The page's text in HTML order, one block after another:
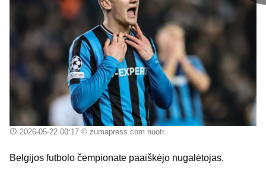
2026-05-22 00:17© zumapress.com nuotr.
Belgijos futbolo čempionate paaiškėjo nugalėtojas.